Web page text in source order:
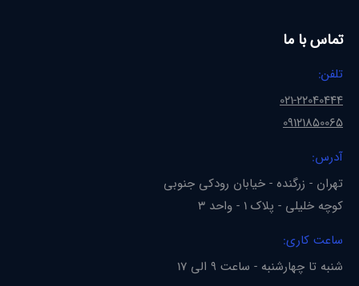
تماس با ما
تلفن:
021-22040444
09121850065
آدرس:
تهران - زرگنده - خیابان رودکی جنوبی
کوچه خلیلی - پلاک 1 - واحد 3
ساعت کاری:
شنبه تا چهارشنبه - ساعت 9 الی 17